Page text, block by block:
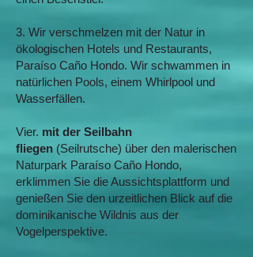
3. Wir verschmelzen mit der Natur in
ökologischen Hotels und Restaurants,
Paraíso Caño Hondo. Wir schwammen in
natürlichen Pools, einem Whirlpool und
Wasserfällen.
Vier. mit der Seilbahn
fliegen (Seilrutsche) über den malerischen
Naturpark Paraíso Caño Hondo,
erklimmen Sie die Aussichtsplattform und
genießen Sie den urzeitlichen Blick auf die
dominikanische Wildnis aus der
Vogelperspektive.